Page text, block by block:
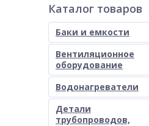
Каталог товаров
Баки и емкости
Вентиляционное
оборудование
Водонагреватели
Детали
трубопроводов,